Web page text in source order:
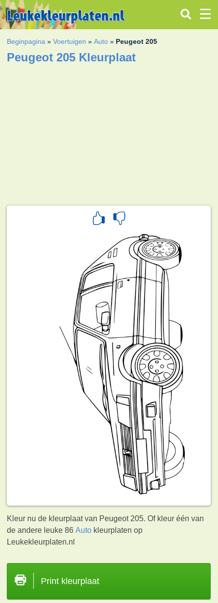
Beginpagina »Voertuigen »Auto » Peugeot 205
Peugeot 205 Kleurplaat
Kleur nu de kleurplaat van Peugeot 205. Of kleur één van
de andere leuke 86Auto kleurplaten op
Leukekleurplaten.nl
Print kleurplaat